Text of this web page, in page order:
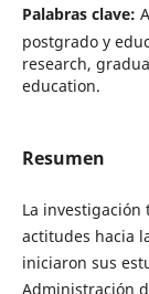
Palabras clave:
postgrado y
research,
education.
Resumen
La
actitudes hacia
iniciaron sus
Administración